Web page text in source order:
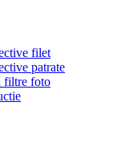
filet
patrate
filtre foto